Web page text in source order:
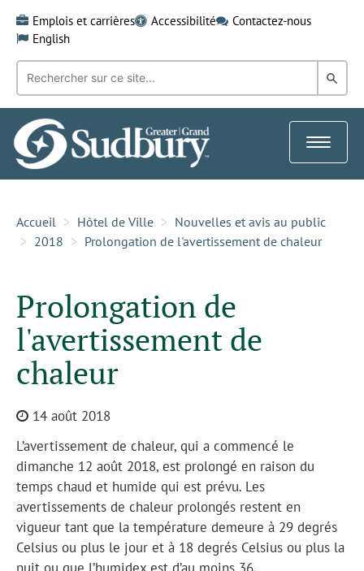
content
Emplois et carrières Accessibilité
Contactez-nous
English
Recherche
mot-
clé:
dans
Toggle
Accueil Hôtel de Ville
Nouvelles et avis au public
2018
Prolongation de l'avertissement de chaleur
Prolongation de
l'avertissement de
chaleur
14 août 2018
L’avertissement de chaleur, qui a commencé le
dimanche 12 août 2018, est prolongé en raison du
temps chaud et humide qui est prévu. Les
avertissements de chaleur prolongés restent en
vigueur tant que la température demeure à 29 degrés
Celsius ou plus le jour et à 18 degrés Celsius ou plus la
nuit ou que l’humidex est d’au moins 36.